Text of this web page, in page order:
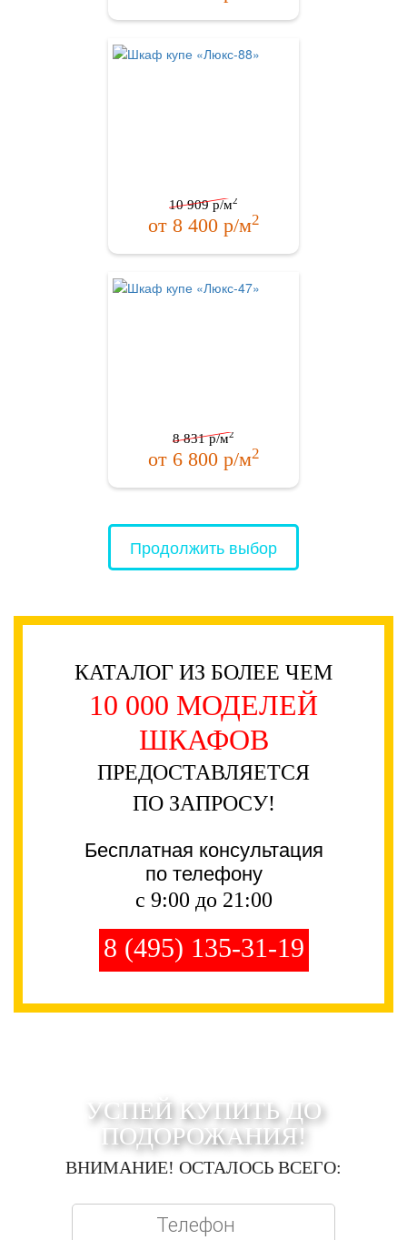
10 909р/м2
от 8 400р/м2
8 831р/м2
от 6 800р/м2
Продолжить выбор
КАТАЛОГ ИЗ БОЛЕЕ ЧЕМ
10 000 МОДЕЛЕЙ
ШКАФОВ
ПРЕДОСТАВЛЯЕТСЯ
ПО ЗАПРОСУ!
Бесплатная консультация
по телефону
с 9:00 до 21:00
8 (495) 135-31-19
УСПЕЙ КУПИТЬ ДО
ПОДОРОЖАНИЯ!
ВНИМАНИЕ! ОСТАЛОСЬ ВСЕГО: